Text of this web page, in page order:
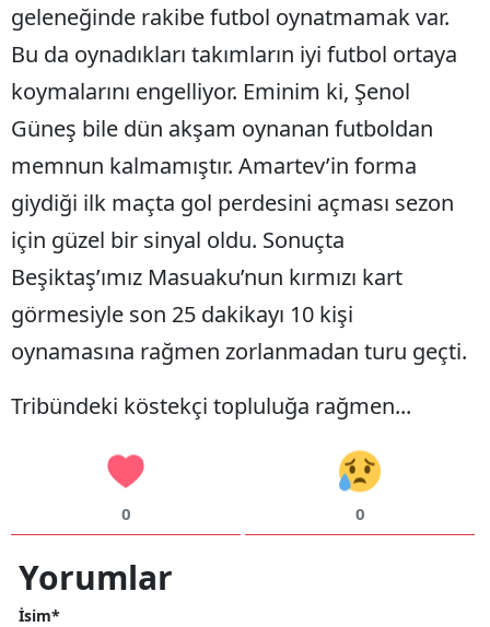
geleneğinde rakibe futbol oynatmamak var.
Bu da oynadıkları takımların iyi futbol ortaya
koymalarını engelliyor. Eminim ki, Şenol
Güneş bile dün akşam oynanan futboldan
memnun kalmamıştır. Amartev’in forma
giydiği ilk maçta gol perdesini açması sezon
için güzel bir sinyal oldu. Sonuçta
Beşiktaş’ımız Masuaku’nun kırmızı kart
görmesiyle son 25 dakikayı 10 kişi
oynamasına rağmen zorlanmadan turu geçti.
Tribündeki köstekçi topluluğa rağmen...
0 0
Yorumlar
İsim*